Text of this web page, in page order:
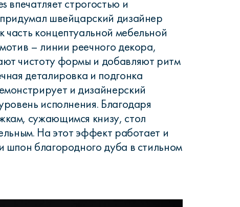
впечатляет строгостью и
швейцарский дизайнер
концептуальной мебельной
– линии реечного декора,
чистоту формы и добавляют ритм
деталировка и подгонка
и дизайнерский
исполнения. Благодаря
сужающимся книзу, стол
На этот эффект работает и
шпон благородного дуба в стильном